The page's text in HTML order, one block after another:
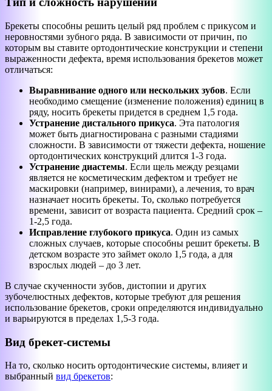
Брекеты способны решить целый ряд проблем с прикусом и
неровностями зубного ряда. В зависимости от причин, по
которым вы ставите ортодонтические конструкции и степени
выраженности дефекта, время использования брекетов может
отличаться:
Выравнивание одного или нескольких зубов. Если
необходимо смещение (изменение положения) единиц в
ряду, носить брекеты придется в среднем 1,5 года.
Устранение дистального прикуса. Эта патология
может быть диагностирована с разными стадиями
сложности. В зависимости от тяжести дефекта, ношение
ортодонтических конструкций длится 1-3 года.
Устранение диастемы. Если щель между резцами
является не косметическим дефектом и требует не
маскировки (например, винирами), а лечения, то врач
назначает носить брекеты. То, сколько потребуется
времени, зависит от возраста пациента. Средний срок –
1-2,5 года.
Исправление глубокого прикуса. Один из самых
сложных случаев, которые способны решит брекеты. В
детском возрасте это займет около 1,5 года, а для
взрослых людей – до 3 лет.
В случае скученности зубов, дистопии и других
зубочелюстных дефектов, которые требуют для решения
использование брекетов, сроки определяются индивидуально
и варьируются в пределах 1,5-3 года.
Вид брекет-системы
На то, сколько носить ортодонтические системы, влияет и
выбранный вид брекетов: